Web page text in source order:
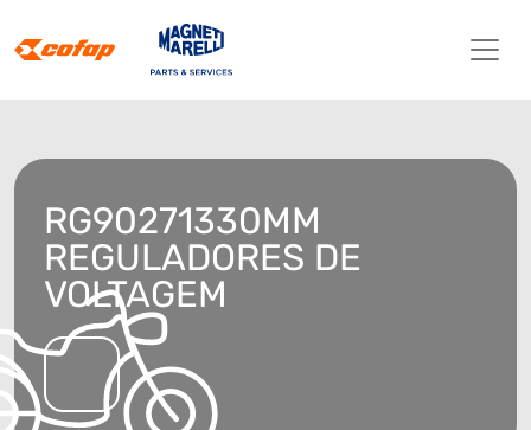
RG90271330MM
REGULADORES DE
VOLTAGEM